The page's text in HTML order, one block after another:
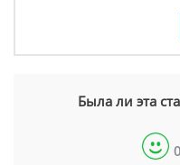
Была ли эта
0